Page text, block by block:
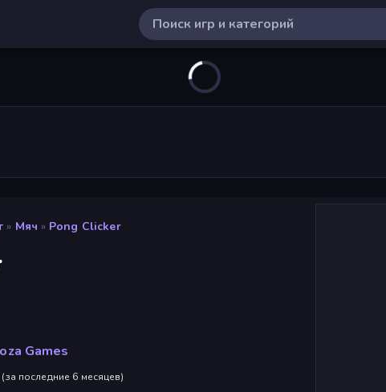
» Мяч » Pong Clicker
Games
(за последние 6 месяцев)